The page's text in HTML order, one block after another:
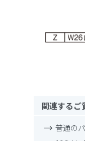
関連するご
普通の